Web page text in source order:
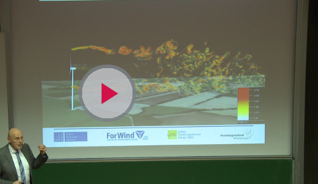
Video
abspielen